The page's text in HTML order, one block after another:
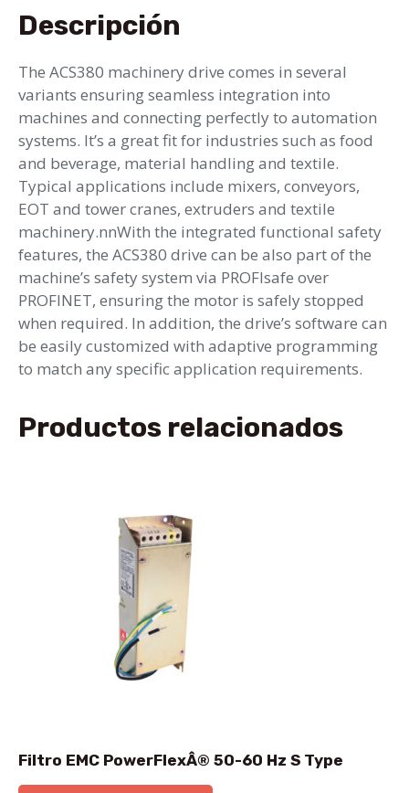
Descripción
The ACS380 machinery drive comes in several
variants ensuring seamless integration into
machines and connecting perfectly to automation
systems. It’s a great fit for industries such as food
and beverage, material handling and textile.
Typical applications include mixers, conveyors,
EOT and tower cranes, extruders and textile
machinery.nnWith the integrated functional safety
features, the ACS380 drive can be also part of the
machine’s safety system via PROFIsafe over
PROFINET, ensuring the motor is safely stopped
when required. In addition, the drive’s software can
be easily customized with adaptive programming
to match any specific application requirements.
Productos relacionados
Filtro EMC PowerFlexÂ® 50-60 Hz S Type